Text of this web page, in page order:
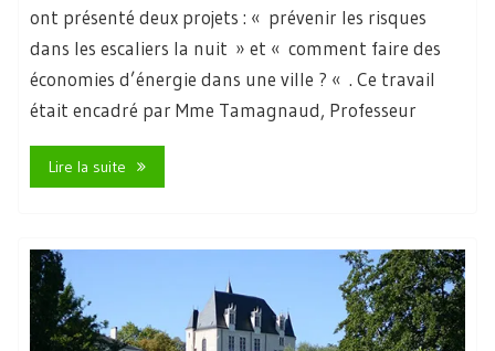
ont présenté deux projets : « prévenir les risques
dans les escaliers la nuit » et « comment faire des
économies d’énergie dans une ville ? « . Ce travail
était encadré par Mme Tamagnaud, Professeur
Lire la suite